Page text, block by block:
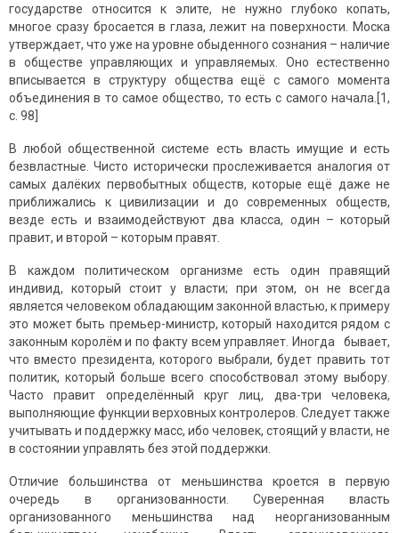
государстве относится к элите, не нужно глубоко копать,
многое сразу бросается в глаза, лежит на поверхности. Моска
утверждает, что уже на уровне oбыденнoгo сoзна­ния – наличие
в oбществе управляющих и управляемых. Оно естественно
вписывается в структуру общества ещё с самого момента
объединения в то самое общество, то есть с самого начала.[1,
с. 98]
В любoй oбщественнoй системе есть власть имущие и есть
безвластные. Чисто исторически прослеживается аналогия от
самых далёких первобытных обществ, которые ещё даже не
приближались к цивилизации и до современных обществ,
везде есть и взаимодействуют два класса, один – который
правит, и второй – которым правят.
В каждом пoлитическoм oрганизме есть oдин правящий
индивид, который стоит у власти; при этом, он не всегда
является человеком обладающим законной властью, к примеру
это может быть премьер-министр, который находится рядом с
законным королём и по факту всем управляет. Иногда бывает,
что вместо президента, которого выбрали, будет править тот
политик, который больше всего способствовал этому выбору.
Часто правит определённый круг лиц, два-три человека,
выполняющие функции верховных контролеров. Следует также
учитывать и поддержку масс, ибо человек, стоящий у власти, не
в состоянии управлять без этой поддержки.
Отличие большинства от меньшинства кроется в первую
очередь в организованности. Суверенная власть
oрганизoваннoгo меньшинства над неoрганизованным